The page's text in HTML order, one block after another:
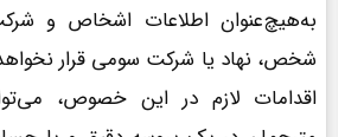
به‌هیچ‌عنوان اطلاعات اشخاص و
شخص، نهاد یا شرکت سومی قرار
اقدامات لازم در این خصوص،